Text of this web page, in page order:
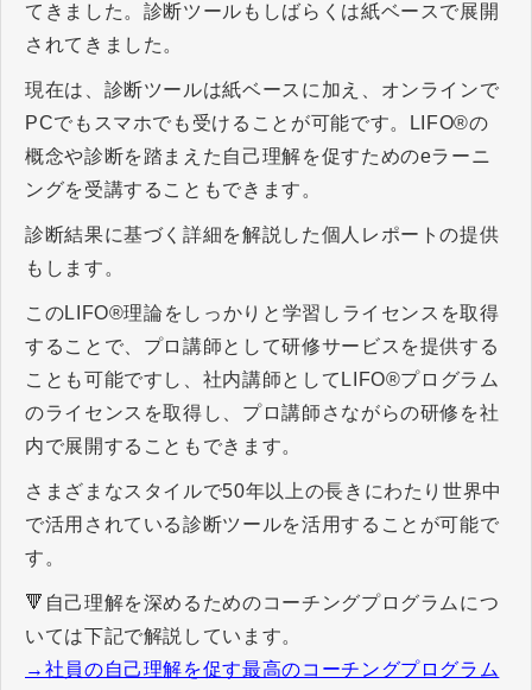
てきました。診断ツールもしばらくは紙ベースで展開
されてきました。
現在は、診断ツールは紙ベースに加え、オンラインで
PCでもスマホでも受けることが可能です。LIFO®の
概念や診断を踏まえた自己理解を促すためのeラーニ
ングを受講することもできます。
診断結果に基づく詳細を解説した個人レポートの提供
もします。
このLIFO®理論をしっかりと学習しライセンスを取得
することで、プロ講師として研修サービスを提供する
ことも可能ですし、社内講師としてLIFO®プログラム
のライセンスを取得し、プロ講師さながらの研修を社
内で展開することもできます。
さまざまなスタイルで50年以上の長きにわたり世界中
で活用されている診断ツールを活用することが可能で
す。
🔻自己理解を深めるためのコーチングプログラムにつ
いては下記で解説しています。
→社員の自己理解を促す最高のコーチングプログラム